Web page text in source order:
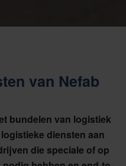
van Nefab
bundelen van logistiek
diensten aan
die speciale of op